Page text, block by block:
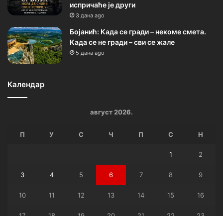
испричаће је други
3 дана ago
Бојанић: Када се гради – некоме смета.
Када се не гради – сви се жале
5 дана ago
Календар
август 2026.
П У С Ч П С Н
1 2
3 4 5 6 7 8 9
10 11 12 13 14 15 16